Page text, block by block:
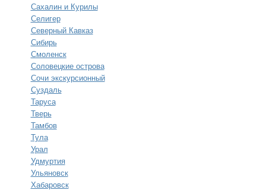
Сахалин и Курилы
Селигер
Северный Кавказ
Сибирь
Смоленск
Соловецкие острова
Сочи экскурсионный
Суздаль
Таруса
Тверь
Тамбов
Тула
Урал
Удмуртия
Ульяновск
Хабаровск